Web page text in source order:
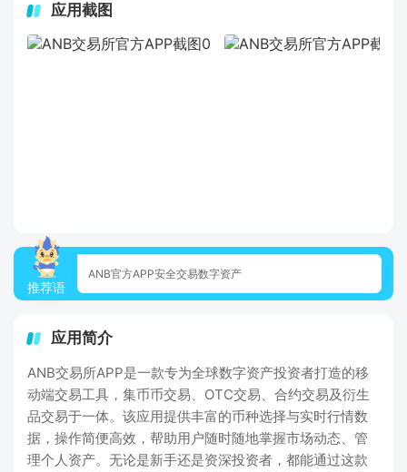
应用截图
推荐语
ANB官方APP安全交易数字资产
应用简介
ANB交易所APP是一款专为全球数字资产投资者打造的移
动端交易工具，集币币交易、OTC交易、合约交易及衍生
品交易于一体。该应用提供丰富的币种选择与实时行情数
据，操作简便高效，帮助用户随时随地掌握市场动态、管
理个人资产。无论是新手还是资深投资者，都能通过这款